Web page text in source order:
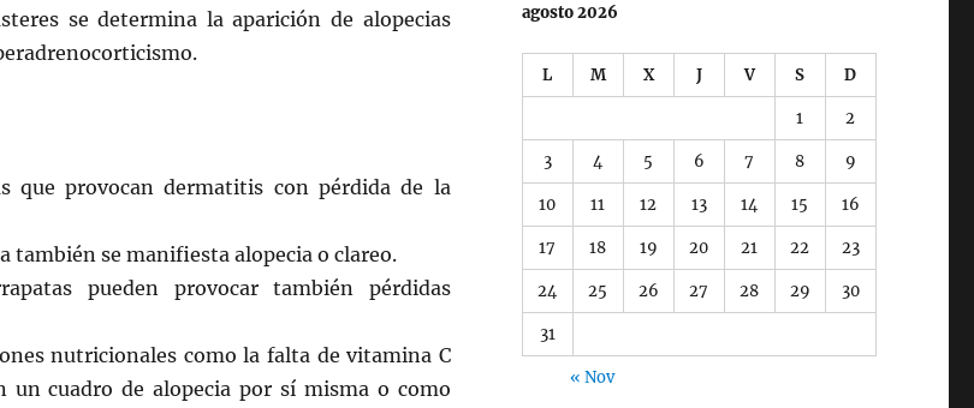
se determina la aparición de alopecias
que provocan dermatitis con pérdida de la
también se manifiesta alopecia o clareo.
pueden provocar también pérdidas
nutricionales como la falta de vitamina C
un cuadro de alopecia por sí misma o como
agosto 2026
L M X J V S D
1 2
3 4 5 6 7 8 9
10 11 12 13 14 15 16
17 18 19 20 21 22 23
24 25 26 27 28 29 30
31
« Nov